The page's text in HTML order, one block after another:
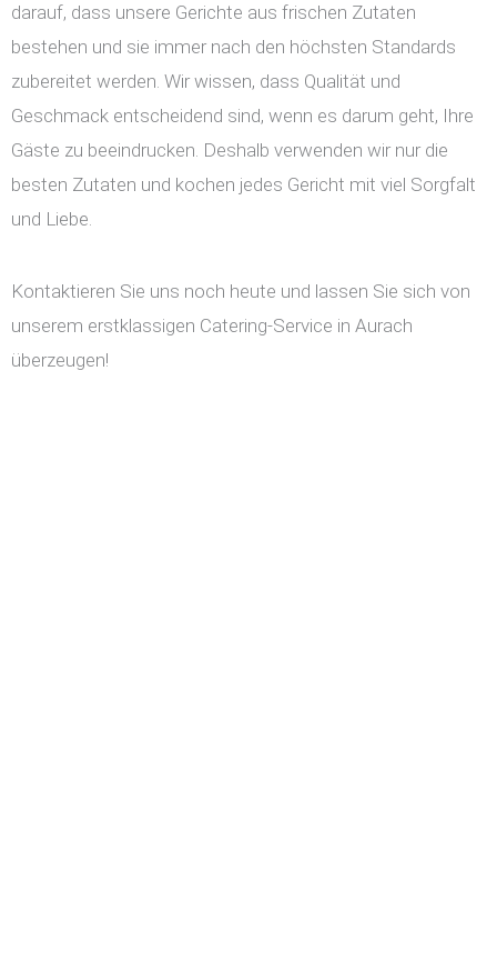
darauf, dass unsere Gerichte aus frischen Zutaten
bestehen und sie immer nach den höchsten Standards
zubereitet werden. Wir wissen, dass Qualität und
Geschmack entscheidend sind, wenn es darum geht, Ihre
Gäste zu beeindrucken. Deshalb verwenden wir nur die
besten Zutaten und kochen jedes Gericht mit viel Sorgfalt
und Liebe.
Kontaktieren Sie uns noch heute und lassen Sie sich von
unserem erstklassigen Catering-Service in Aurach
überzeugen!